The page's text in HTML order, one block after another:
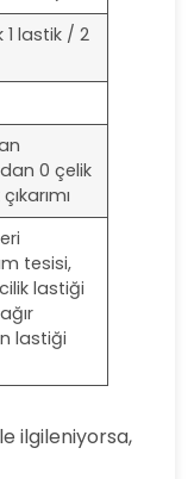
1 lastik / 2
0 çelik
tesisi,
lastiği
lastiği
ilgileniyorsa,